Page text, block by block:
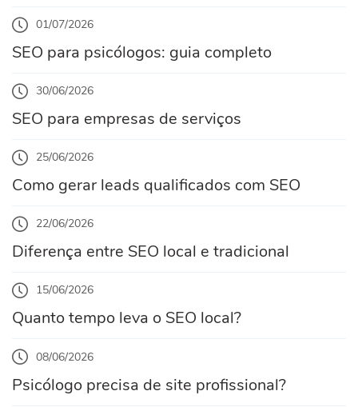
01/07/2026
SEO para psicólogos: guia completo
30/06/2026
SEO para empresas de serviços
25/06/2026
Como gerar leads qualificados com SEO
22/06/2026
Diferença entre SEO local e tradicional
15/06/2026
Quanto tempo leva o SEO local?
08/06/2026
Psicólogo precisa de site profissional?